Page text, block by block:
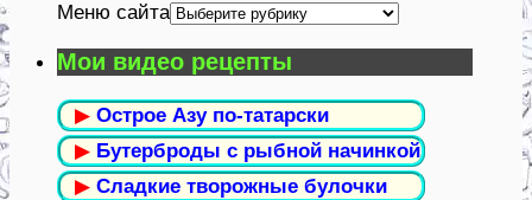
Меню сайта
Мои видео рецепты
▶ Острое Азу по-татарски
▶ Бутерброды с рыбной начинкой
▶ Сладкие творожные булочки